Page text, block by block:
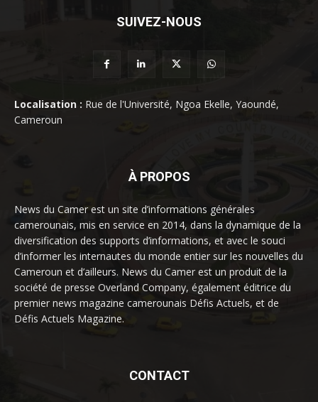
SUIVEZ-NOUS
Localisation : Rue de l'Université, Ngoa Ekelle, Yaoundé,
Cameroun
À PROPOS
News du Camer est un site d’informations générales
camerounais, mis en service en 2014, dans la dynamique de la
diversification des supports d’informations, et avec le souci
d’informer les internautes du monde entier sur les nouvelles du
Cameroun et d’ailleurs. News du Camer est un produit de la
société de presse Overland Company, également éditrice du
premier news magazine camerounais Défis Actuels, et de
Défis Actuels Magazine.
CONTACT